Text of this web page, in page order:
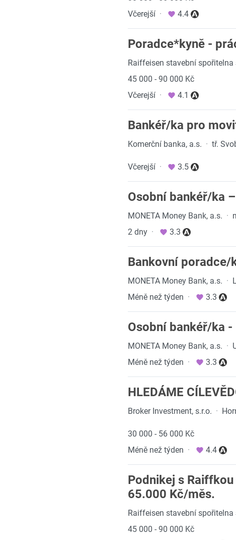
Včerejší · 4.4
Poradce*kyně -
Raiffeisen stavební spořitelna
45 000 - 90 000 Kč
Včerejší · 4.1
Bankéř/ka pro
Komerční banka, a.s. · tř.
Včerejší · 3.5
Osobní bankéř/ka
MONETA Money Bank, a.s. ·
2 dny · 3.3
Bankovní poradce/
MONETA Money Bank, a.s. ·
Méně než týden · 3.3
Osobní bankéř/ka
MONETA Money Bank, a.s. ·
Méně než týden · 3.3
HLEDÁME
Broker Investment, s.r.o. ·
30 000 - 56 000 Kč
Méně než týden · 4.4
Podnikej s
65.000 Kč/měs.
Raiffeisen stavební spořitelna
45 000 - 90 000 Kč